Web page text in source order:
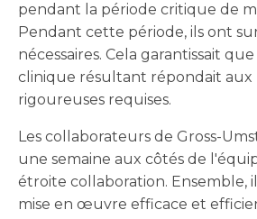
pendant la période critique de
Pendant cette période, ils ont
nécessaires. Cela garantissait
clinique résultant répondait aux
rigoureuses requises.
Les collaborateurs de Gross-
une semaine aux côtés de
étroite collaboration. Ensemble,
mise en œuvre efficace et